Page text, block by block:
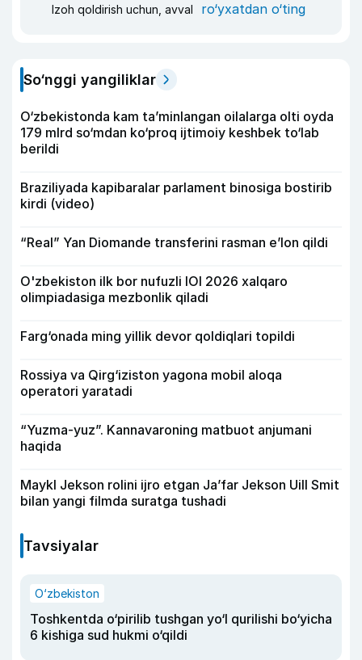
Izoh qoldirish uchun, avval ro‘yxatdan o‘ting
So‘nggi yangiliklar
O‘zbekistonda kam ta’minlangan oilalarga olti oyda
179 mlrd so‘mdan ko‘proq ijtimoiy keshbek to‘lab
berildi
Braziliyada kapibaralar parlament binosiga bostirib
kirdi (video)
“Real” Yan Diomande transferini rasman e’lon qildi
O'zbekiston ilk bor nufuzli IOI 2026 xalqaro
olimpiadasiga mezbonlik qiladi
Farg‘onada ming yillik devor qoldiqlari topildi
Rossiya va Qirg‘iziston yagona mobil aloqa
operatori yaratadi
“Yuzma-yuz”. Kannavaroning matbuot anjumani
haqida
Maykl Jekson rolini ijro etgan Ja’far Jekson Uill Smit
bilan yangi filmda suratga tushadi
Tavsiyalar
O‘zbekiston
Toshkentda o‘pirilib tushgan yo‘l qurilishi bo‘yicha
6 kishiga sud hukmi o‘qildi